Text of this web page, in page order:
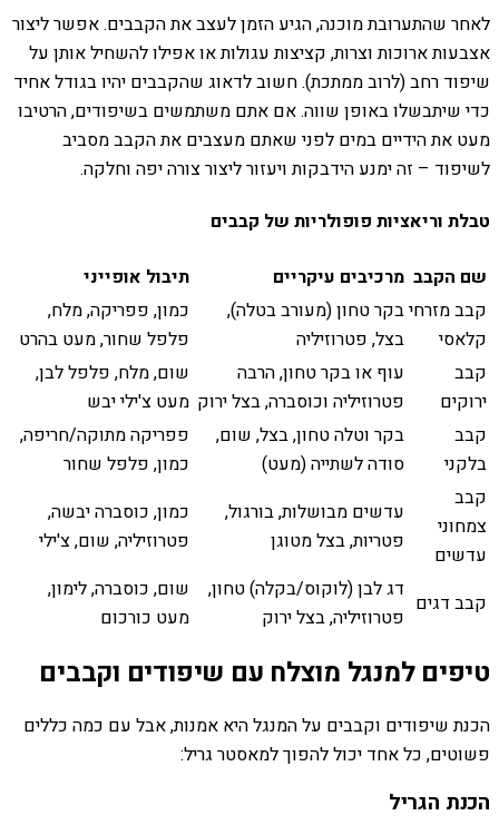
לאחר שהתערובת מוכנה, הגיע הזמן לעצב את הקבבים. אפשר ליצור
אצבעות ארוכות וצרות, קציצות עגולות או אפילו להשחיל אותן על
שיפוד רחב (לרוב ממתכת). חשוב לדאוג שהקבבים יהיו בגודל אחיד
כדי שיתבשלו באופן שווה. אם אתם משתמשים בשיפודים, הרטיבו
מעט את הידיים במים לפני שאתם מעצבים את הקבב מסביב
לשיפוד – זה ימנע הידבקות ויעזור ליצור צורה יפה וחלקה.
טבלת וריאציות פופולריות של קבבים
שם הקבב מרכיבים עיקריים
תיבול אופייני
קבב מזרחי
קלאסי
בקר טחון (מעורב בטלה),
בצל, פטרוזיליה
כמון, פפריקה, מלח,
פלפל שחור, מעט בהרט
קבב
ירוקים
עוף או בקר טחון, הרבה
פטרוזיליה וכוסברה, בצל ירוק
שום, מלח, פלפל לבן,
מעט צ'ילי יבש
קבב
בלקני
בקר וטלה טחון, בצל, שום,
סודה לשתייה (מעט)
פפריקה מתוקה/חריפה,
כמון, פלפל שחור
קבב
צמחוני
עדשים
עדשים מבושלות, בורגול,
פטריות, בצל מטוגן
כמון, כוסברה יבשה,
פטרוזיליה, שום, צ'ילי
קבב דגים
דג לבן (לוקוס/בקלה) טחון,
פטרוזיליה, בצל ירוק
שום, כוסברה, לימון,
מעט כורכום
טיפים למנגל מוצלח עם שיפודים וקבבים
הכנת שיפודים וקבבים על המנגל היא אמנות, אבל עם כמה כללים
פשוטים, כל אחד יכול להפוך למאסטר גריל:
הכנת הגריל